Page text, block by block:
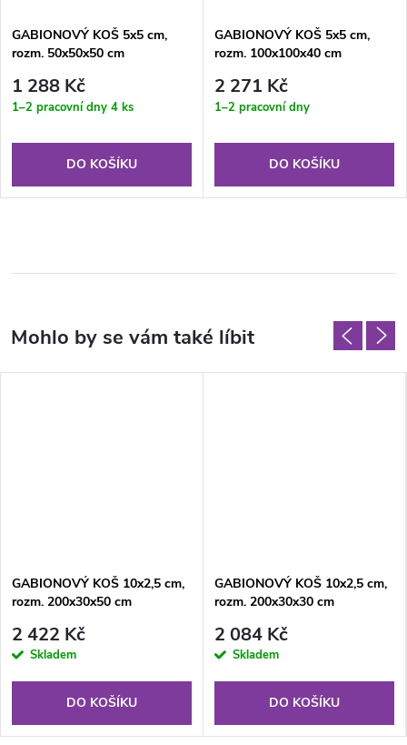
GABIONOVÝ KOŠ 5x5 cm,
rozm. 50x50x50 cm
1 288 Kč
1–2 pracovní dny 4 ks
DO KOŠÍKU
GABIONOVÝ KOŠ 5x5 cm,
rozm. 100x100x40 cm
2 271 Kč
1–2 pracovní dny
DO KOŠÍKU
GABIONOVÝ KOŠ 10x2,5 cm,
rozm. 200x30x50 cm
2 422 Kč
Skladem
DO KOŠÍKU
GABIONOVÝ KOŠ 10x2,5 cm,
rozm. 200x30x30 cm
2 084 Kč
Skladem
DO KOŠÍKU